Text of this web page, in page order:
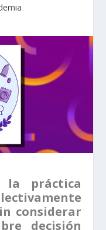
la práctica
considerar
decisión